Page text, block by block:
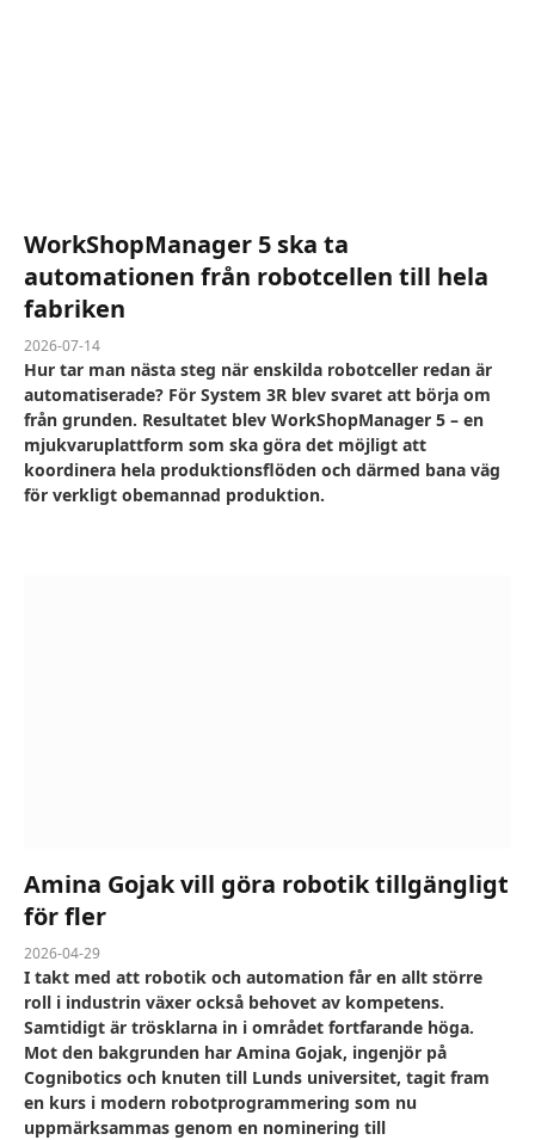
WorkShopManager 5 ska ta
automationen från robotcellen till hela
fabriken
2026-07-14
Hur tar man nästa steg när enskilda robotceller redan är
automatiserade? För System 3R blev svaret att börja om
från grunden. Resultatet blev WorkShopManager 5 – en
mjukvaruplattform som ska göra det möjligt att
koordinera hela produktionsflöden och därmed bana väg
för verkligt obemannad produktion.
Amina Gojak vill göra robotik tillgängligt
för fler
2026-04-29
I takt med att robotik och automation får en allt större
roll i industrin växer också behovet av kompetens.
Samtidigt är trösklarna in i området fortfarande höga.
Mot den bakgrunden har Amina Gojak, ingenjör på
Cognibotics och knuten till Lunds universitet, tagit fram
en kurs i modern robotprogrammering som nu
uppmärksammas genom en nominering till